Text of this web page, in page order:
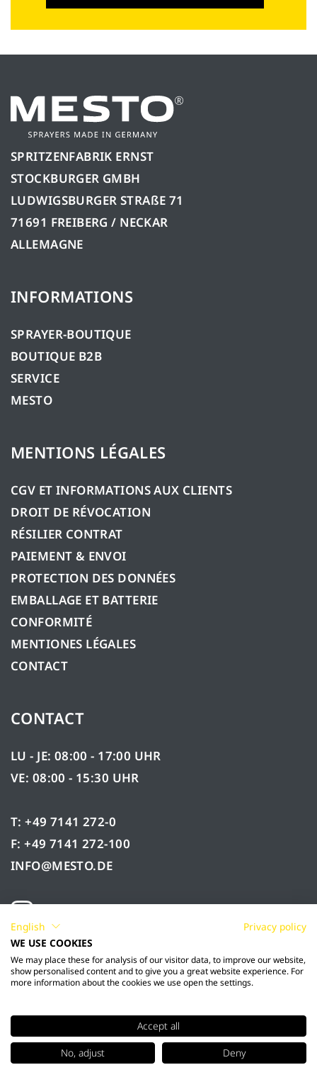
SPRITZENFABRIK ERNST
STOCKBURGER GMBH
LUDWIGSBURGER STRAßE 71
71691 FREIBERG / NECKAR
ALLEMAGNE
INFORMATIONS
SPRAYER-BOUTIQUE
BOUTIQUE B2B
SERVICE
MESTO
MENTIONS LÉGALES
CGV ET INFORMATIONS AUX CLIENTS
DROIT DE RÉVOCATION
RÉSILIER CONTRAT
PAIEMENT & ENVOI
PROTECTION DES DONNÉES
EMBALLAGE ET BATTERIE
CONFORMITÉ
MENTIONES LÉGALES
CONTACT
CONTACT
LU - JE: 08:00 - 17:00 UHR
VE: 08:00 - 15:30 UHR
T: +49 7141 272-0
F: +49 7141 272-100
INFO@MESTO.DE
© 2026 Mesto Spritzenfabrik Ernst Stockburger
GmbH
English
Privacy policy
WE USE COOKIES
We may place these for analysis of our visitor data, to improve our website,
show personalised content and to give you a great website experience. For
more information about the cookies we use open the settings.
Accept all
No, adjust
Deny